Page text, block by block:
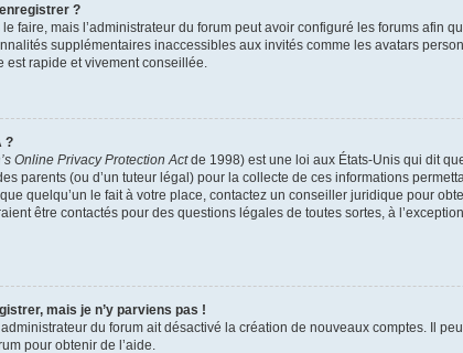
?
faire, mais l’administrateur du forum peut avoir configuré les forums afin
supplémentaires inaccessibles aux invités comme les avatars
est rapide et vivement conseillée.
?
Online Privacy Protection Actde 1998) est une loi aux États-Unis qui dit
parents (ou d’un tuteur légal) pour la collecte de ces informations
quelqu’un le fait à votre place, contactez un conseiller juridique pour
être contactés pour des questions légales de toutes sortes, à
mais je n’y parviens pas !
du forum ait désactivé la création de nouveaux comptes. Il
pour obtenir de l’aide.